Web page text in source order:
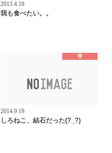
2013.4.18
我も食べたい。。
猫
2014.9.19
しろねこ、結石だった(?_?)